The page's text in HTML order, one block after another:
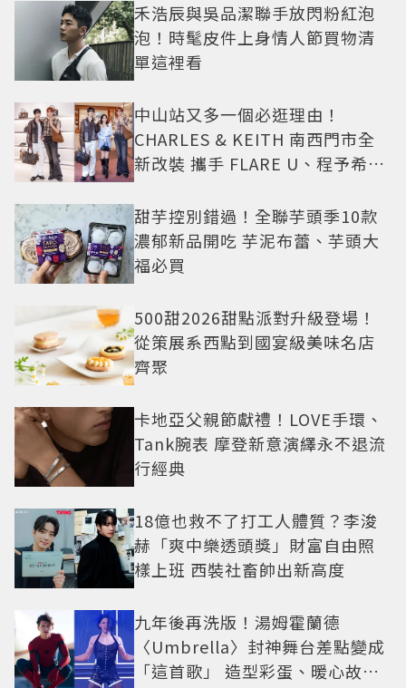
禾浩辰與吳品潔聯手放閃粉紅泡
泡！時髦皮件上身情人節買物清
單這裡看
中山站又多一個必逛理由！
CHARLES & KEITH 南西門市全
新改裝 攜手 FLARE U、程予希演
甜芋控別錯過！全聯芋頭季10款
濃郁新品開吃 芋泥布蕾、芋頭大
福必買
500甜2026甜點派對升級登場！
從策展系西點到國宴級美味名店
齊聚
卡地亞父親節獻禮！LOVE手環、
Tank腕表 摩登新意演繹永不退流
行經典
18億也救不了打工人體質？李浚
赫「爽中樂透頭獎」財富自由照
樣上班 西裝社畜帥出新高度
九年後再洗版！湯姆霍蘭德
〈Umbrella〉封神舞台差點變成
「這首歌」 造型彩蛋、暖心故事